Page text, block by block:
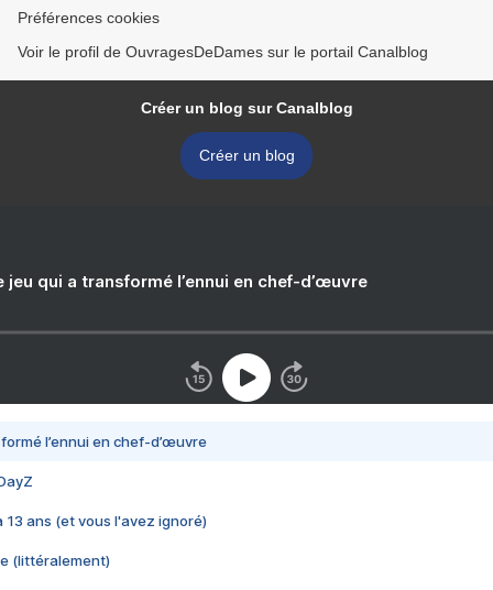
Préférences cookies
Voir le profil de OuvragesDeDames sur le portail Canalblog
Créer un blog sur Canalblog
Créer un blog
jeu qui a transformé l’ennui en chef-d’œuvre
l’ennui en chef-d’œuvre
13 ans (et vous l'avez ignoré)
(littéralement)